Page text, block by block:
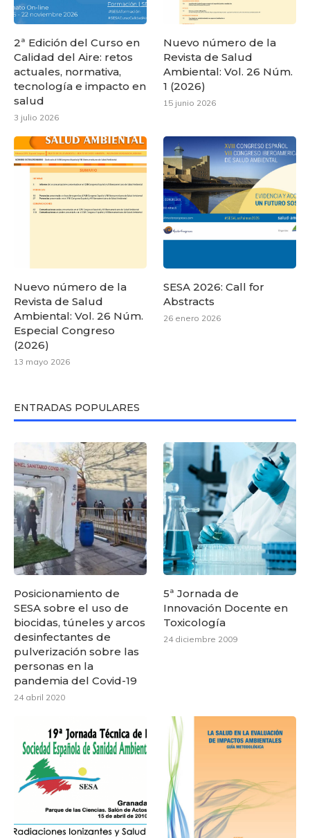
2ª Edición del Curso en
Calidad del Aire: retos
actuales, normativa,
tecnología e impacto en
salud
3 julio 2026
Nuevo número de la
Revista de Salud
Ambiental: Vol. 26 Núm.
1 (2026)
15 junio 2026
Nuevo número de la
Revista de Salud
Ambiental: Vol. 26 Núm.
Especial Congreso
(2026)
13 mayo 2026
SESA 2026: Call for
Abstracts
26 enero 2026
ENTRADAS POPULARES
Posicionamiento de
SESA sobre el uso de
biocidas, túneles y arcos
desinfectantes de
pulverización sobre las
personas en la
pandemia del Covid-19
24 abril 2020
5ª Jornada de
Innovación Docente en
Toxicología
24 diciembre 2009